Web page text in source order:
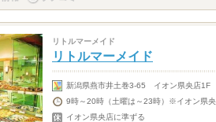
リトルマーメイド
リトルマーメイド
新潟県燕市井土巻3-65 イオン県央店1F
9時～20時（土曜は～23時）※イオン県
イオン県央店に準ずる